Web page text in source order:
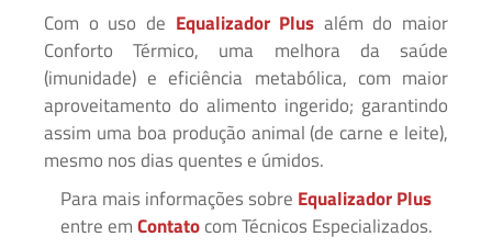
Com o uso de Equalizador Plus além do maior
Conforto Térmico, uma melhora da saúde
(imunidade) e eficiência metabólica, com maior
aproveitamento do alimento ingerido; garantindo
assim uma boa produção animal (de carne e leite),
mesmo nos dias quentes e úmidos.
Para mais informações sobre Equalizador Plus
entre emContato com Técnicos Especializados.